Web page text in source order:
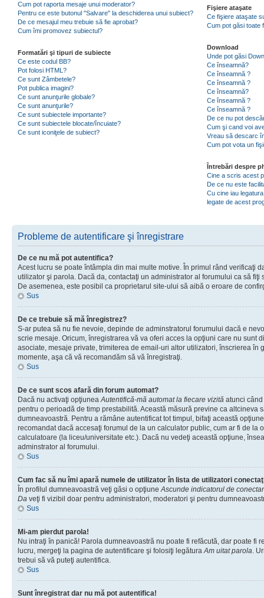
Cum pot raporta mesaje unui moderator?
Pentru ce este butonul "Salvare" la deschiderea unui subiect?
De ce mesajul meu trebuie să fie aprobat?
Cum îmi promovez subiectul?
Formatări şi tipuri de subiecte
Ce este codul BB?
Pot folosi HTML?
Ce sunt Zâmbetele?
Pot publica imagini?
Ce sunt anunţurile globale?
Ce sunt anunţurile?
Ce sunt subiectele importante?
Ce sunt subiectele blocate/încuiate?
Ce sunt iconiţele de subiect?
Fişiere ataşate
Ce fişiere ataşate
Cum pot găsi toate
Download
Unde pot găsi
Ce înseamnă?
Ce înseamnă ?
Ce înseamnă ?
Ce înseamnă?
Ce înseamnă ?
Ce înseamnă ?
De ce nu pot
Cum şi cand voi
Vreau să descarc
Cum pot vota un
Întrebări despre
Cine a scris acest
De ce nu este
Cu cine iau
legate de acest
Probleme de autentificare şi înregistrare
De ce nu mă pot autentifica?
Acest lucru se poate întâmpla din mai multe motive. În primul rând verificaţi
utilizator şi parola. Dacă da, contactaţi un administrator al forumului ca să fiţi
De asemenea, este posibil ca proprietarul site-ului să aibă o eroare de
Sus
De ce trebuie să mă înregistrez?
S-ar putea să nu fie nevoie, depinde de adminstratorul forumului dacă e
scrie mesaje. Oricum, înregistrarea vă va oferi acces la opţiuni care nu sunt
asociate, mesaje private, trimiterea de email-uri altor utilizatori, înscrierea în
momente, aşa că vă recomandăm să vă înregistraţi.
Sus
De ce sunt scos afară din forum automat?
Dacă nu activaţi opţiuneaAutentifică-mă automat la fiecare vizită atunci
pentru o perioadă de timp prestabilită. Această măsură previne ca altcineva
dumneavoastră. Pentru a rămâne autentificat tot timpul, bifaţi această
recomandat dacă accesaţi forumul de la un calculator public, cum ar fi de la
calculatoare (la liceu/universitate etc.). Dacă nu vedeţi această opţiune,
adminstrator al forumului.
Sus
Cum fac să nu îmi apară numele de utilizator în lista de utilizatori
În profilul dumneavoastră veţi găsi o opţiuneAscunde indicatorul de
Da veţi fi vizibil doar pentru administratori, moderatori şi pentru
Sus
Mi-am pierdut parola!
Nu intraţi în panică! Parola dumneavoastră nu poate fi refăcută, dar poate fi
lucru, mergeţi la pagina de autentificare şi folosiţi legăturaAm uitat parola.
trebui să vă puteţi autentifica.
Sus
Sunt înregistrat dar nu mă pot autentifica!